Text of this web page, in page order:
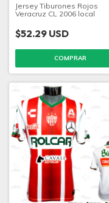
Jersey Tiburones Rojos
Veracruz CL 2006 local
$52.29 USD
COMPRAR